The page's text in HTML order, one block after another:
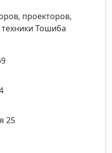
проекторов,
Тошиба
25